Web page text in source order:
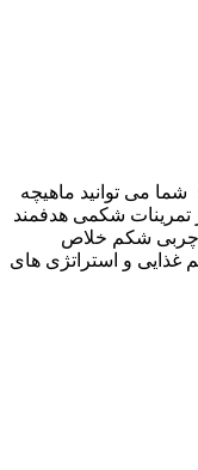
می توانید ماهیچه
تمرینات شکمی هدفمند
چربی شکم خلاص
غذایی و استراتژی های